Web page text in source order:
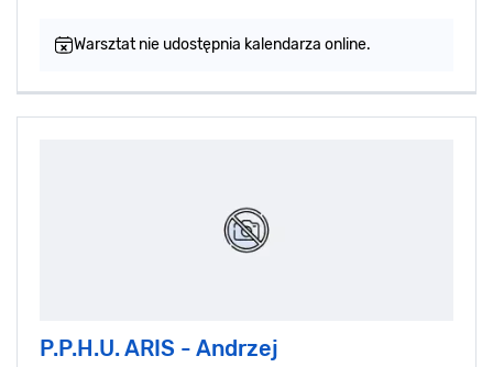
Warsztat nie udostępnia kalendarza online.
P.P.H.U. ARIS - Andrzej